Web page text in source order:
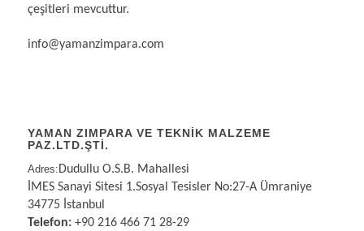
çeşitleri mevcuttur.
info@yamanzimpara.com
YAMAN ZIMPARA VE TEKNİK MALZEME
PAZ.LTD.ŞTİ.
Adres: Dudullu O.S.B. Mahallesi
İMES Sanayi Sitesi 1.Sosyal Tesisler No:27-A Ümraniye
34775 İstanbul
Telefon:+90 216 466 71 28-29